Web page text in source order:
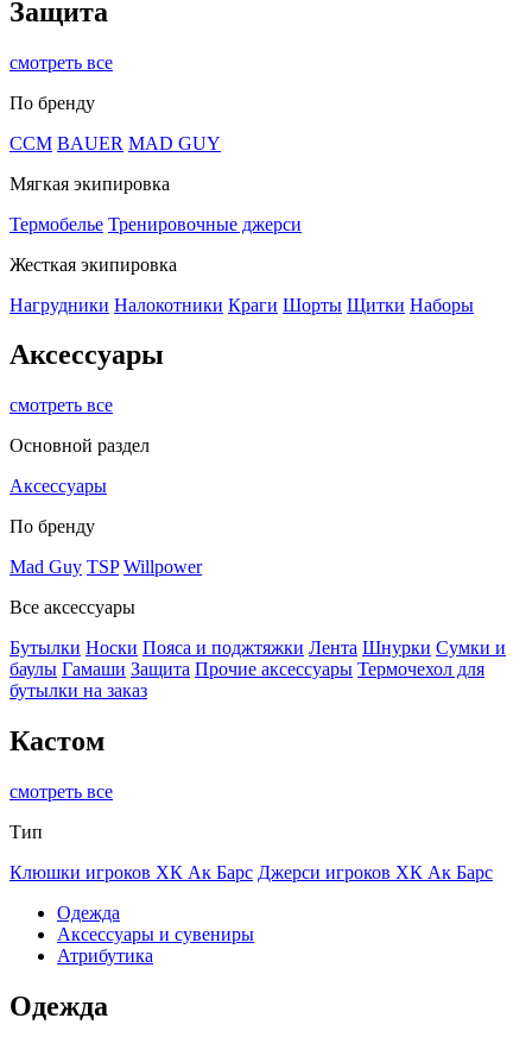
Защита
смотреть все
По бренду
CCM BAUER MAD GUY
Мягкая экипировка
Термобелье Тренировочные джерси
Жесткая экипировка
Нагрудники Налокотники Краги Шорты Щитки Наборы
Аксессуары
смотреть все
Основной раздел
Аксессуары
По бренду
Mad Guy TSP Willpower
Все аксессуары
Бутылки Носки Пояса и поджтяжки Лента Шнурки Сумки и
баулы Гамаши Защита Прочие аксессуары Термочехол для
бутылки на заказ
Кастом
смотреть все
Тип
Клюшки игроков ХК Ак Барс Джерси игроков ХК Ак Барс
Одежда
Аксессуары и сувениры
Атрибутика
Одежда